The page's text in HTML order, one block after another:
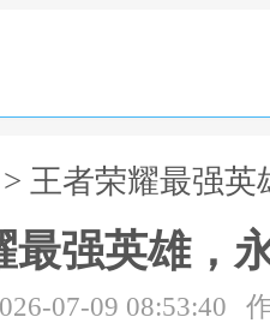
> 王者荣耀最强
最强英雄，
07-09 08:53:40